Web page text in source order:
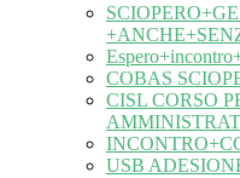
COBAS
CISL CORSO
USB